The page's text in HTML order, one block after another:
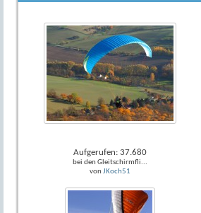
Aufgerufen: 37.680
bei den Gleitschirmfli...
von JKoch51